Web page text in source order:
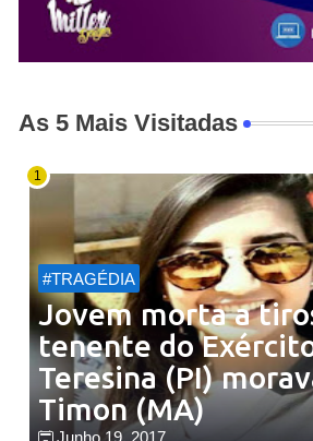
As 5 Mais Visitadas
#TRAGÉDIA
Jovem morta a
tenente do
Teresina (PI)
Timon (MA)